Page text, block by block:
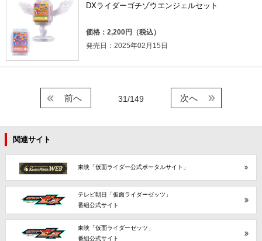
DXライダーゴチゾウエンジェルセット
価格：2,200円（税込）
発売日：2025年02月15日
31/149
前へ 次へ
関連サイト
東映「仮面ライダー公式ポータルサイト」
テレビ朝日「仮面ライダーゼッツ」
番組公式サイト
東映「仮面ライダーゼッツ」
番組公式サイト